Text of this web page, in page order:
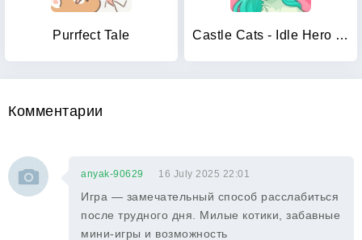
Purrfect Tale Castle Cats - Idle Hero RPG
Комментарии
anyak-90629 16 July 2025 22:01
Игра — замечательный способ расслабиться
после трудного дня. Милые котики, забавные
мини-игры и возможность